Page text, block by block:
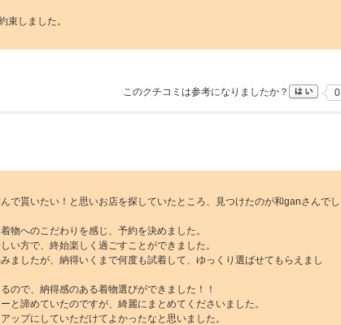
束しました。
このクチコミは参考になりましたか？ 0
で貰いたい！と思いお店を探していたところ、見つけたのが和ganさんでし
物へのこだわりを感じ、予約を決めました。
い方で、終始楽しく過ごすことができました。
ましたが、納得いくまで何度も試着して、ゆっくり選ばせてもらえまし
ので、納得感のある着物選びができました！！
諦めていたのですが、綺麗にまとめてくださいました。
ップにしていただけてよかったなと思いました。